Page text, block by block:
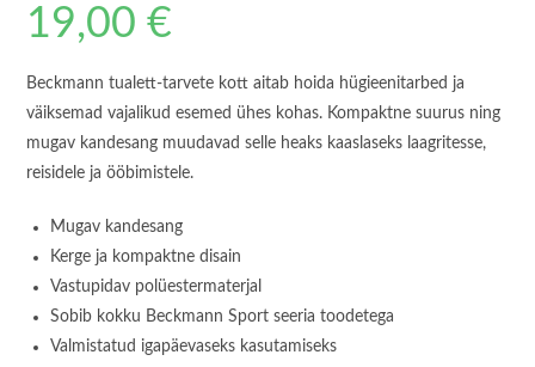
19,00€
Beckmann tualett-tarvete kott aitab hoida hügieenitarbed ja
väiksemad vajalikud esemed ühes kohas. Kompaktne suurus ning
mugav kandesang muudavad selle heaks kaaslaseks laagritesse,
reisidele ja ööbimistele.
Mugav kandesang
Kerge ja kompaktne disain
Vastupidav polüestermaterjal
Sobib kokku Beckmann Sport seeria toodetega
Valmistatud igapäevaseks kasutamiseks